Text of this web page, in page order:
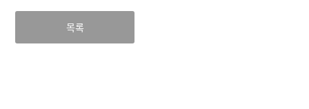
목록